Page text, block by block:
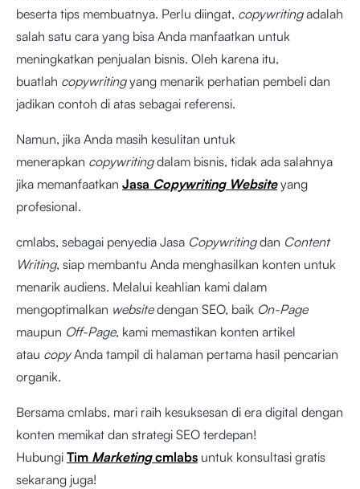
beserta tips membuatnya. Perlu diingat, copywritingadalah
salah satu cara yang bisa Anda manfaatkan untuk
meningkatkan penjualan bisnis. Oleh karena itu,
buatlah copywritingyang menarik perhatian pembeli dan
jadikan contoh di atas sebagai referensi.
Namun, jika Anda masih kesulitan untuk
menerapkan copywritingdalam bisnis, tidak ada salahnya
jika memanfaatkan Jasa Copywriting Websiteyang
profesional.
cmlabs, sebagai penyedia Jasa Copywritingdan Content
Writing, siap membantu Anda menghasilkan konten untuk
menarik audiens. Melalui keahlian kami dalam
mengoptimalkan websitedengan SEO, baik On-Page
maupun Off-Page, kami memastikan konten artikel
atau copyAnda tampil di halaman pertama hasil pencarian
organik.
Bersama cmlabs, mari raih kesuksesan di era digital dengan
konten memikat dan strategi SEO terdepan!
Hubungi Tim Marketingcmlabs untuk konsultasi gratis
sekarang juga!